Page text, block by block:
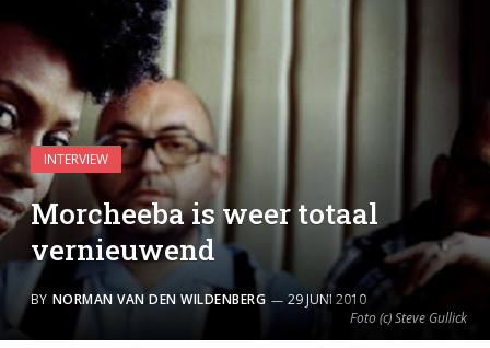
Foto (c) Steve Gullick
INTERVIEW
Morcheeba is weer totaal
vernieuwend
BY NORMAN VAN DEN WILDENBERG 29 JUNI 2010